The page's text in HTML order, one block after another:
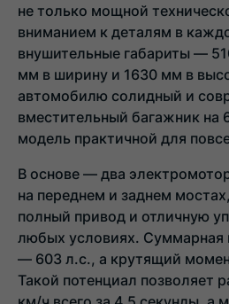
не только мощной
вниманием к деталям в
внушительные габариты —
мм в ширину и 1630 мм в
автомобилю солидный и
вместительный багажник на
модель практичной для
В основе — два
на переднем и заднем
полный привод и отличную
любых условиях. Суммарная
— 603 л.с., а крутящий
Такой потенциал позволяет